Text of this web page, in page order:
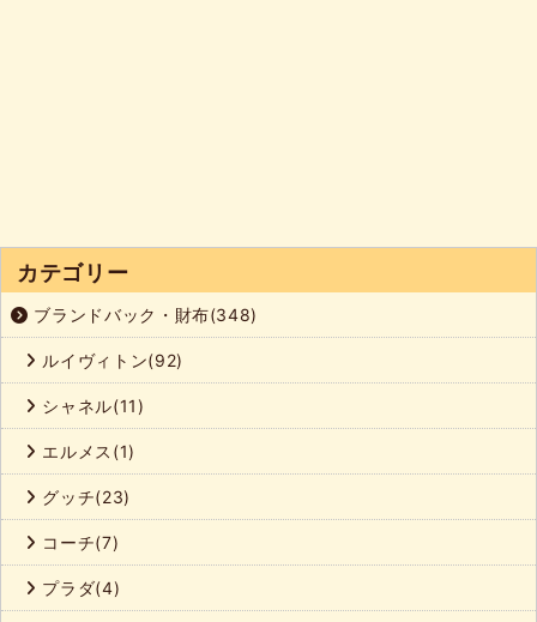
カテゴリー
ブランドバック・財布(348)
ルイヴィトン(92)
シャネル(11)
エルメス(1)
グッチ(23)
コーチ(7)
プラダ(4)